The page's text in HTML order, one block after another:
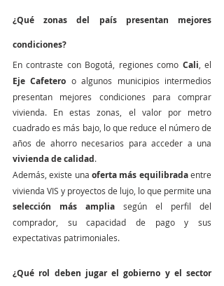
¿Qué zonas del país presentan mejores
condiciones?
En contraste con Bogotá, regiones como Cali
Eje Cafetero o algunos municipios intermedios
presentan mejores condiciones para comprar
vivienda. En estas zonas, el valor por metro
cuadrado es más bajo, lo que reduce el número de
vivienda de calidad.
Además, existe una oferta más equilibrada entre
selección más amplia según el perfil del
comprador, su capacidad de pago y sus
expectativas patrimoniales.
¿Qué rol deben jugar el gobierno y el sector